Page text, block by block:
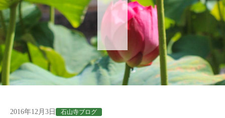
2016年12月3日 石山寺ブログ